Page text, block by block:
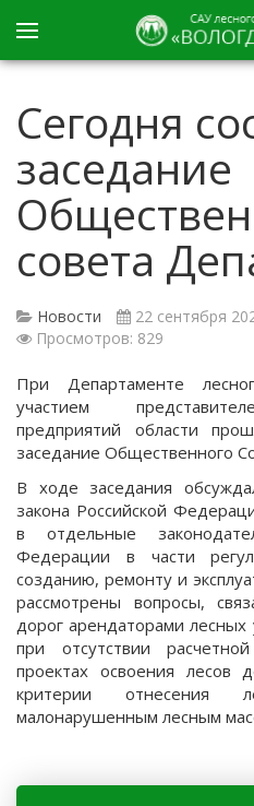
Сегодня
заседание
совета
Новости
22 сентября
Просмотров: 829
При Департаменте
участием
предприятий области
заседание Общественного
В ходе заседания
закона Российской
в отдельные
Федерации в части
созданию, ремонту и
рассмотрены вопросы,
дорог арендаторами лесных
при отсутствии
проектах освоения лесов
критерии отнесения
малонарушенным лесным